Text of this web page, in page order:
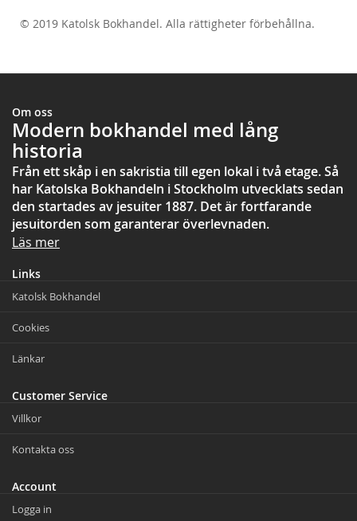
© 2019 Katolsk Bokhandel. Alla rättigheter förbehållna.
Om oss
Modern bokhandel med lång
historia
Från ett skåp i en sakristia till egen lokal i två etage. Så
har Katolska Bokhandeln i Stockholm utvecklats sedan
den startades av jesuiter 1887. Det är fortfarande
jesuitorden som garanterar överlevnaden.
Läs mer
Links
Katolsk Bokhandel
Cookies
Länkar
Customer Service
Villkor
Kontakta oss
Account
Logga in